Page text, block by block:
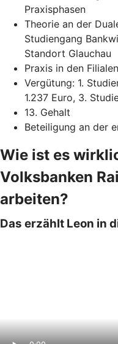
Praxisphasen
Theorie an der
Studiengang
Standort Glauchau
Praxis in den
Vergütung: 1.
1.237 Euro, 3.
13. Gehalt
Beteiligung an der
Wie ist es
Volksbanken
arbeiten?
Das erzählt Leon in